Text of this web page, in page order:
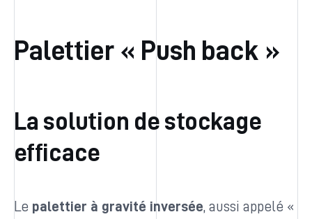
Palettier « Push back »
La solution de stockage
efficace
Le palettier à gravité inversée, aussi appelé «